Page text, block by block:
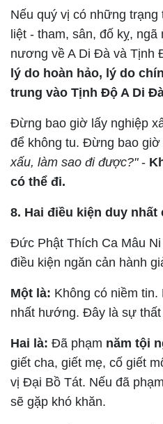
Nếu quý vị có những trạng
liệt - tham, sân, đố kỵ,
nương về A Di Đà và Tịnh
lý do hoàn hảo, lý do
trung vào Tịnh Độ A Di
Đừng bao giờ lấy nghiệp
để không tu. Đừng bao giờ
xấu, làm sao đi được?"-
có thể đi.
8. Hai điều kiện duy
Đức Phật Thích Ca Mâu
điều kiện ngăn cản hành
Một là: Không có niềm
nhất hướng. Đây là sự thất
Hai là: Đã phạm năm tội
giết cha, giết mẹ, cố giết
vị Đại Bồ Tát. Nếu đã
sẽ gặp khó khăn.